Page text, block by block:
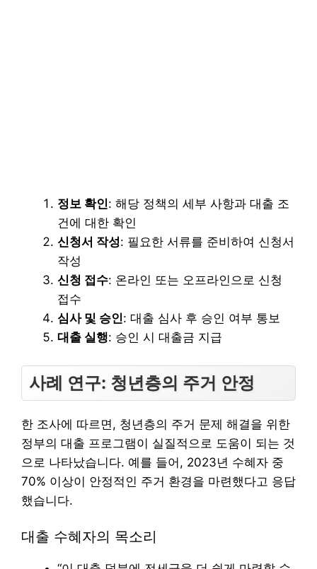
정보 확인: 해당 정책의 세부 사항과 대출 조
건에 대한 확인
신청서 작성: 필요한 서류를 준비하여 신청서
작성
신청 접수: 온라인 또는 오프라인으로 신청
접수
심사 및 승인: 대출 심사 후 승인 여부 통보
대출 실행: 승인 시 대출금 지급
사례 연구: 청년층의 주거 안정
한 조사에 따르면, 청년층의 주거 문제 해결을 위한
정부의 대출 프로그램이 실질적으로 도움이 되는 것
으로 나타났습니다. 예를 들어, 2023년 수혜자 중
70% 이상이 안정적인 주거 환경을 마련했다고 응답
했습니다.
대출 수혜자의 목소리